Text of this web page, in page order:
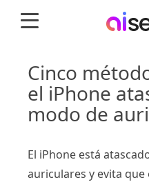
Cinco
el iPhone
modo de
El iPhone está
auriculares y evita que